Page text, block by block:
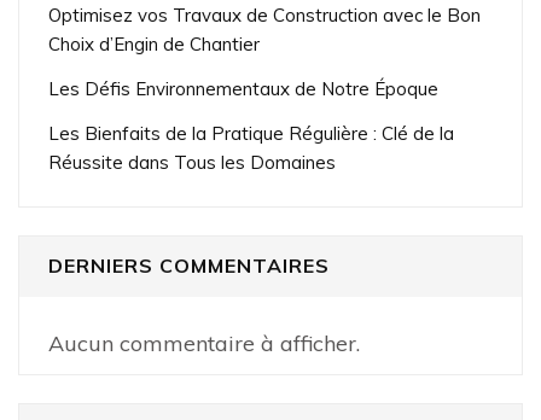
Optimisez vos Travaux de Construction avec le Bon
Choix d’Engin de Chantier
Les Défis Environnementaux de Notre Époque
Les Bienfaits de la Pratique Régulière : Clé de la
Réussite dans Tous les Domaines
DERNIERS COMMENTAIRES
Aucun commentaire à afficher.